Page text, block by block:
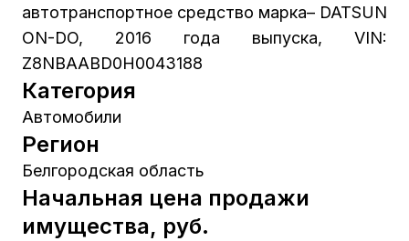
автотранспортное средство марка– DATSUN
ON-DO, 2016 года выпуска, VIN:
Z8NBAABD0H0043188
Категория
Автомобили
Регион
Белгородская область
Начальная цена продажи
имущества, руб.